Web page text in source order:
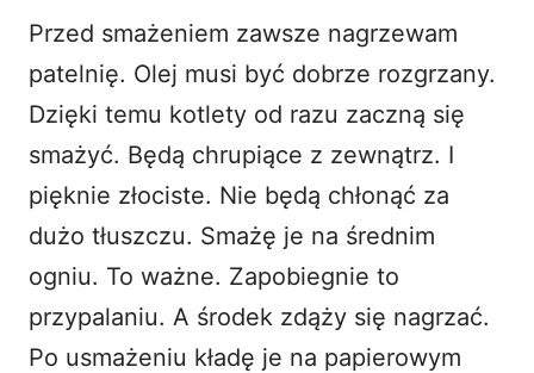
Przed smażeniem zawsze nagrzewam
patelnię. Olej musi być dobrze rozgrzany.
Dzięki temu kotlety od razu zaczną się
smażyć. Będą chrupiące z zewnątrz. I
pięknie złociste. Nie będą chłonąć za
dużo tłuszczu. Smażę je na średnim
ogniu. To ważne. Zapobiegnie to
przypalaniu. A środek zdąży się nagrzać.
Po usmażeniu kładę je na papierowym